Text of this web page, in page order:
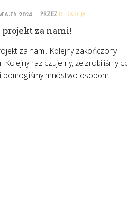
2024 PRZEZ REDAKCJA
za nami!
za nami. Kolejny zakończony
Kolejny raz czujemy, że zrobiliśmy
pomogliśmy mnóstwo osobom.